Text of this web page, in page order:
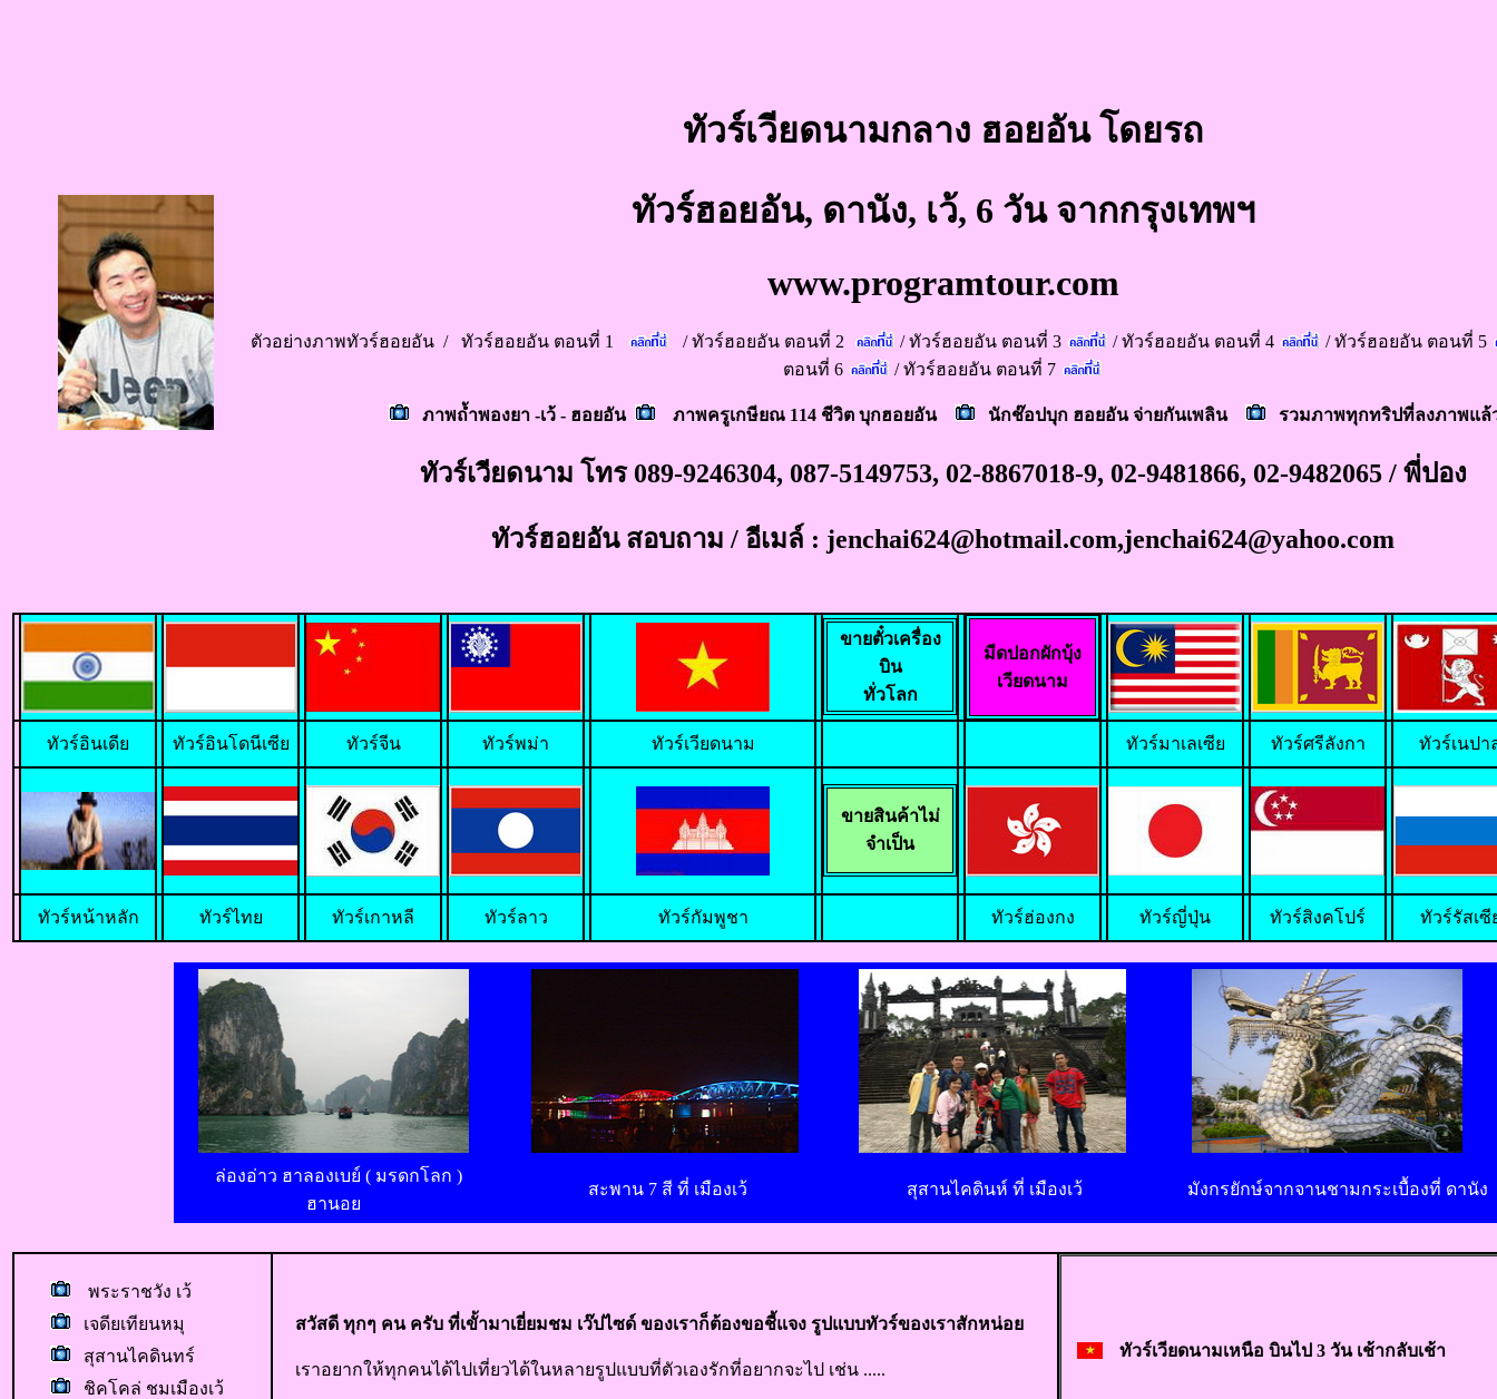
ทัวร์เวียดนามกลาง ฮอยอัน โดยรถ
ทัวร์ฮอยอัน, ดานัง, เว้, 6 วัน จากกรุงเทพฯ
www.programtour.com
ตัวอย่างภาพทัวร์ฮอยอัน / ทัวร์ฮอยอัน ตอนที่ 1 /ทัวร์ฮอยอัน ตอนที่ 2 /ทัวร์ฮอยอัน ตอนที่ 3 /ทัวร์ฮอยอัน ตอนที่ 4 /ทัวร์ฮอยอัน ตอนที่ 5
ตอนที่ 6
/ทัวร์ฮอยอัน ตอนที่ 7
ภาพถ้ำพองยา -เว้ - ฮอยอัน ภาพครูเกษียณ 114 ชีวิต บุกฮอยอัน นักช๊อปบุก ฮอยอัน จ่ายกันเพลิน รวมภาพทุกทริปที่ลงภาพแล้
ทัวร์เวียดนาม โทร 089-9246304, 087-5149753, 02-8867018-9, 02-9481866, 02-9482065 / พี่ปอง
ทัวร์ฮอยอัน สอบถาม / อีเมล์ : jenchai624@hotmail.com,jenchai624@yahoo.com
ขายตั๋วเครื่อง
บิน
ทั่วโลก
มีดปอกผักบุ้ง
เวียดนาม
ทัวร์อินเดีย ทัวร์อินโดนีเซีย ทัวร์จีน ทัวร์พม่า ทัวร์เวียดนาม ทัวร์มาเลเซีย ทัวร์ศรีลังกา ทัวร์เนปา
ขายสินค้าไม่
จำเป็น
ทัวร์หน้าหลัก ทัวร์ไทย ทัวร์เกาหลี ทัวร์ลาว ทัวร์กัมพูชา ทัวร์ฮ่องกง ทัวร์ญี่ปุ่น ทัวร์สิงคโปร์ ทัวร์รัสเซี
ล่องอ่าว ฮาลองเบย์ ( มรดกโลก )
ฮานอย
สะพาน 7 สี ที่ เมืองเว้ สุสานไคดินห์ ที่ เมืองเว้ มังกรยักษ์จากจานชามกระเบื้องที่ ดานัง
พระราชวัง เว้
เจดียเทียนหมุ
สุสานไคดินทร์
ชิคโคล่ ชมเมืองเว้
สวัสดี ทุกๆ คน ครับ ที่เขั้ามาเยี่ยมชม เว๊ปไซด์ ของเราก็ต้องขอชี้แจง รูปแบบทัวร์ของเราสักหน่อย
เราอยากให้ทุกคนได้ไปเที่ยวได้ในหลายรูปแบบที่ตัวเองรักที่อยากจะไป เช่น .....
ทัวร์เวียดนามเหนือ บินไป 3 วัน เช้ากลับเช้า